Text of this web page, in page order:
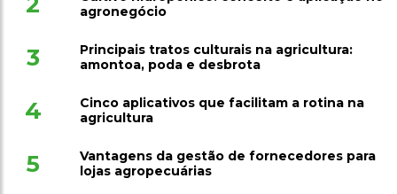
agronegócio
3
Principais tratos culturais na agricultura:
amontoa, poda e desbrota
4
Cinco aplicativos que facilitam a rotina na
agricultura
5
Vantagens da gestão de fornecedores para
lojas agropecuárias